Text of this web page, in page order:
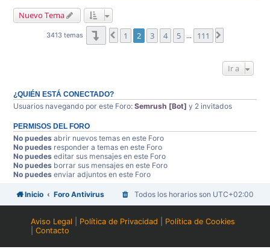
Nuevo Tema
3413 temas Página de 111
Anterior
1 2 3 4 5 … 111
Ir a
¿QUIÉN ESTÁ CONECTADO?
Usuarios navegando por este Foro:Semrush [Bot] y 2 invitados
PERMISOS DEL FORO
No puedes abrir nuevos temas en este Foro
No puedes responder a temas en este Foro
No puedes editar sus mensajes en este Foro
No puedes borrar sus mensajes en este Foro
No puedes enviar adjuntos en este Foro
Inicio Foro Antivirus Todos los horarios son UTC+02:00
Aviso Legal Política de Privacidad
Política de Cookies
|Contacto